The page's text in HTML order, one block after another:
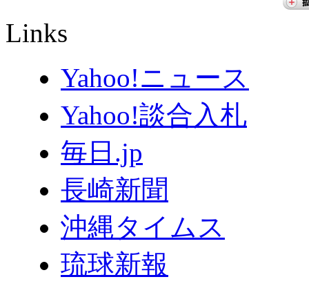
Links
Yahoo!ニュース
Yahoo!談合入札
毎日.jp
長崎新聞
沖縄タイムス
琉球新報